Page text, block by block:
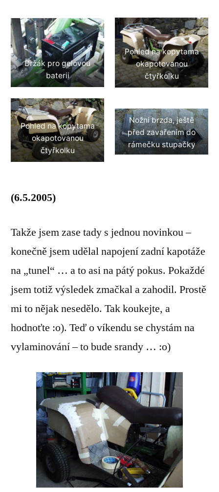
Držák pro gelovou
baterii
Pohled na kopytama
okapotovanou
čtyřkolku
Pohled na kopytama
okapotovanou
čtyřkolku
Nožní brzda, ještě
před zavařením do
rámečku stupačky
(6.5.2005)
Takže jsem zase tady s jednou novinkou –
konečně jsem udělal napojení zadní kapotáže
na „tunel“ … a to asi na pátý pokus. Pokaždé
jsem totiž výsledek zmačkal a zahodil. Prostě
mi to nějak nesedělo. Tak koukejte, a
hodnoťte :o). Teď o víkendu se chystám na
vylaminování – to bude srandy … :o)